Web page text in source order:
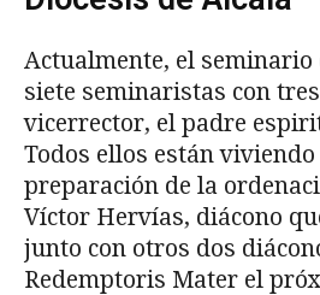
Actualmente, el seminario
siete seminaristas con
vicerrector, el padre
Todos ellos están
preparación de la
Víctor Hervías, diácono
junto con otros dos
Redemptoris Mater el